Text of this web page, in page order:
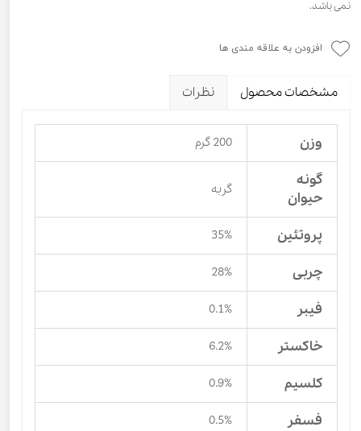
نمی باشد.
افزودن به علاقه مندی ها
مشخصات محصول نظرات
وزن 200 گرم
گونه
حیوان
گربه
پروتئین 35%
چربی 28%
فیبر 0.1%
خاکستر 6.2%
کلسیم 0.9%
فسفر 0.5%